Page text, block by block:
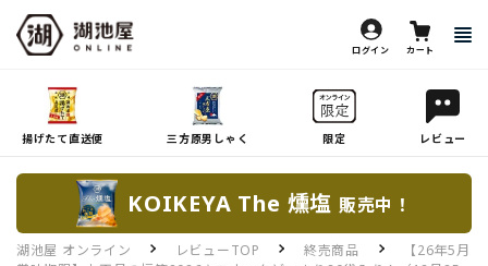
ログイン カート
揚げたて直送便 三方原男しゃく 限定 レビュー
KOIKEYA The 燻塩 販売中！
湖池屋 オンライン レビューTOP 終売商品
【26年5月